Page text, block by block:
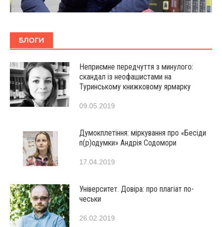
БЛОГИ
Неприємне передчуття з минулого:
скандал із неофашистами на
Туринському книжковому ярмарку
09.05.2019
Думокплетіння: міркування про «Бесіди
п(р)одумки» Андрія Содомори
17.04.2019
Університет. Довіра: про плагіат по-
чеськи
26.02.2019